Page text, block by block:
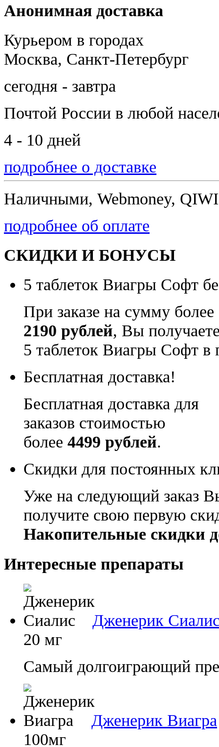
Анонимная доставка
Курьером в городах
Москва, Санкт-Петербург
сегодня - завтра
Почтой России в любой
4 - 10 дней
подробнее о доставке
Наличными, Webmoney,
подробнее об оплате
СКИДКИ И БОНУСЫ
5 таблеток Виагры Софт
При заказе на сумму более
2190 рублей, Вы
5 таблеток Виагры Софт в
Бесплатная доставка!
Бесплатная доставка для
заказов стоимостью
более 4499 рублей.
Скидки для постоянных
Уже на следующий заказ
получите свою первую
Накопительные скидки
Интересные препараты
Дженерик
20 мг
Самый долгоиграющий
Дженерик Виагра
100мг